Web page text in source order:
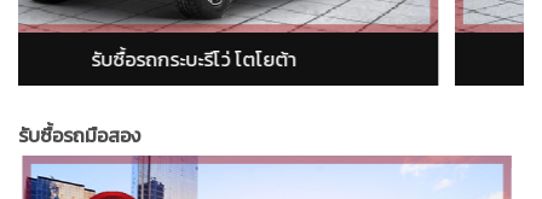
รับซื้อรถกระบะอีซูซุ ดีแม็ก (isuzu dmax)
รับซื้อรถมือสอง